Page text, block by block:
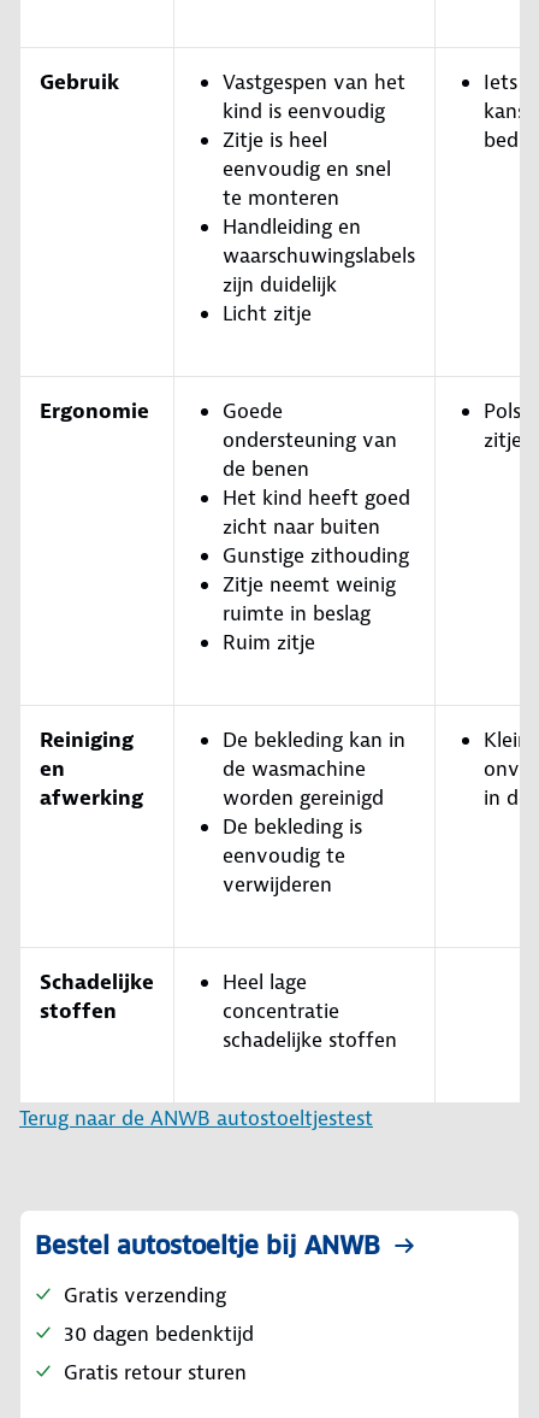
Gebruik
Vastgespen van het
kind is eenvoudig
Zitje is heel
eenvoudig en snel
te monteren
Handleiding en
waarschuwingslabels
zijn duidelijk
Licht zitje
Iets
kans
Ergonomie
Goede
ondersteuning van
de benen
Het kind heeft goed
zicht naar buiten
Gunstige zithouding
Zitje neemt weinig
ruimte in beslag
Ruim zitje
zitje
Reiniging
en
afwerking
De bekleding kan in
de wasmachine
worden gereinigd
De bekleding is
eenvoudig te
verwijderen
Kleine
in de
Schadelijke
stoffen
Heel lage
concentratie
schadelijke stoffen
Terug naar de ANWB autostoeltjestest
Bestel autostoeltje bij ANWB
Gratis verzending
30 dagen bedenktijd
Gratis retour sturen